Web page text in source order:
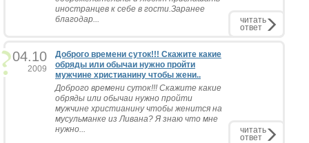
иностранцев к себе в гости.Заранее
благодар...
читать
ответ
04.10
2009
Доброго времени суток!!! Скажите какие
обряды или обычаи нужно пройти
мужчине христианину чтобы жени..
Доброго времени суток!!! Скажите какие
обряды или обычаи нужно пройти
мужчине христианину чтобы женится на
мусульманке из Ливана? Я знаю что мне
нужно...
читать
ответ